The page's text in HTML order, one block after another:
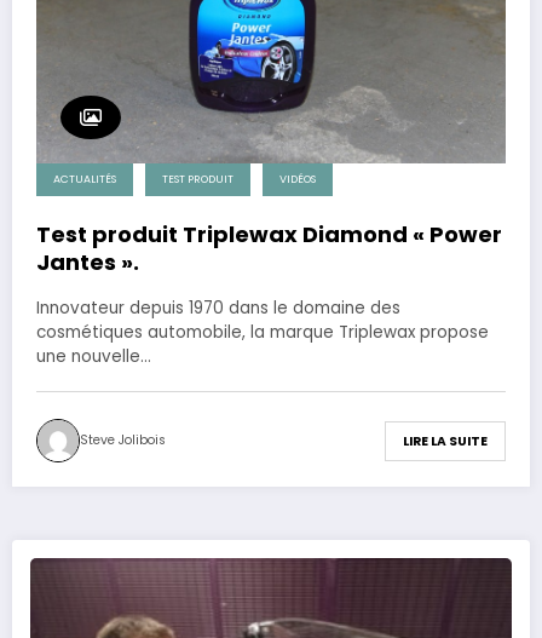
ACTUALITÉS TEST PRODUIT VIDÉOS
Test produit Triplewax Diamond « Power
Jantes ».
Innovateur depuis 1970 dans le domaine des
cosmétiques automobile, la marque Triplewax propose
une nouvelle…
Steve Jolibois LIRE LA SUITE